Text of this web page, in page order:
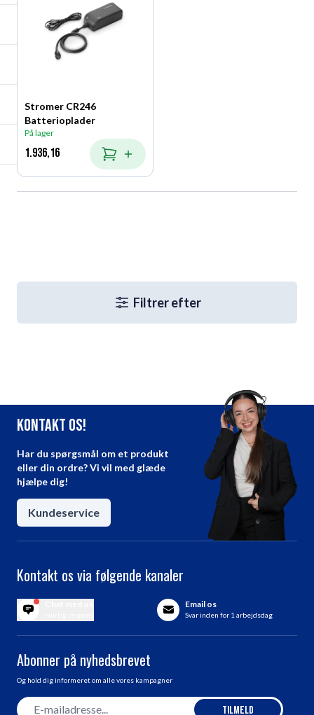
Stromer CR246
Batterioplader
På lager
1.936,16 Læg i kurv
Filtrer efter
Kontakt os!
Har du spørgsmål om et produkt
eller din ordre? Vi vil med glæde
hjælpe dig!
Kundeservice
Kontakt os via følgende kanaler
Email os
Svar inden for 1 arbejdsdag
Abonner på nyhedsbrevet
Og hold dig informeret om alle vores kampagner
E-mail adresse Tilmeld